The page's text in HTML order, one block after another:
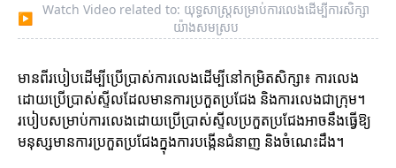
▶
Watch Video related to: យុទ្ធសាស្ត្រសម្រាប់ការលេងដើម្បីការសិក្សា
យ៉ាងសមស្រប
មានពីរបៀបដើម្បីប្រើប្រាស់ការលេងដើម្បីនៅកម្រិតសិក្សា៖ ការលេង
ដោយប្រើប្រាស់ស្ទីលដែលមានការប្រកួតប្រជែង និងការលេងជាក្រុម។
របៀបសម្រាប់ការលេងដោយប្រើប្រាស់ស្ទីលប្រកួតប្រជែងអាចនឹងធ្វើឱ្យ
មនុស្សមានការប្រកួតប្រជែងក្នុងការបង្កើនជំនាញ និងចំណេះដឹង។